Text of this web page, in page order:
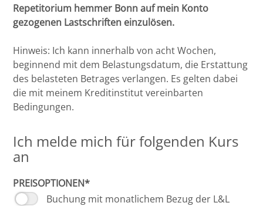
Repetitorium hemmer Bonn auf mein Konto
gezogenen Lastschriften einzulösen.
Hinweis: Ich kann innerhalb von acht Wochen,
beginnend mit dem Belastungsdatum, die Erstattung
des belasteten Betrages verlangen. Es gelten dabei
die mit meinem Kreditinstitut vereinbarten
Bedingungen.
Ich melde mich für folgenden Kurs
an
PREISOPTIONEN*
Buchung mit monatlichem Bezug der L&L
Potsdam
Rostock
Saarbrücken
Tübingen
Wiesbaden